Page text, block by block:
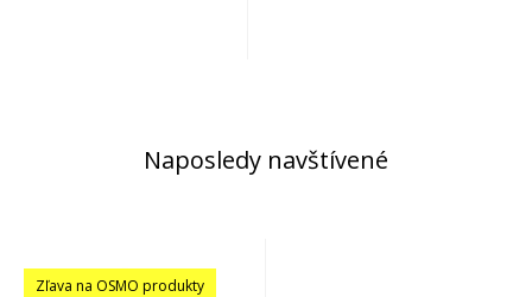
Naposledy navštívené
Zľava na OSMO produkty